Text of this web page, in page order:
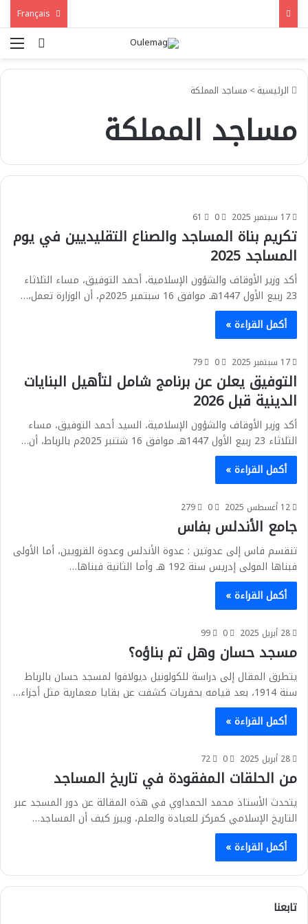
بحث
الرئيسية > مساجد المملكة
مساجد المملكة
17 سبتمبر 2025 0
61
تكريم بناة المساجد والصناع التقليديين في يوم
المساجد 2025
أكد وزير الأوقاف والشؤون الإسلامية، أحمد التوفيق، مساء الثلاثاء
23 ربيع الأول 1447هـ موافق 16 سبتمبر 2025م، أن الوزارة تعمل،…
أكمل القراءة »
17 سبتمبر 2025 0
79
التوفيق يعلن عن برنامج شامل لتأهيل البنايات
الدينية قبل 2026
أكد وزير الأوقاف والشؤون الإسلامية، السيد أحمد التوفيق، مساء
الثلاثاء 23 ربيع الأول 1447هـ موافق 16 شتنبر 2025م بالرباط، أن…
أكمل القراءة »
12 أغسطس 2025 0
279
جامع الأندلس بفاس
تنقسم فاس إلى عدوتين : عدوة الأندلس وعدوة القرويين، أما الأولى
فبناها المولى إدريس سنة 192 هـ وأما الثانية فبناها…
أكمل القراءة »
28 أبريل 2025 0
99
مسجد حسان وهل تم بناؤه؟
يتطرق المقال إلى دراسة للكولونيل ديولافوا لمسجد حسان بالرباط
سنة 1914، بعد قيامه بحفريات كشفت عن بقايا معمارية مثل أجزاء…
أكمل القراءة »
28 أبريل 2025 0
72
من الحلقات المفقودة في تاريخ المساجد
يتحدث الأستاذ محمد الحمداوي في هذه المقالة عن دور المسجد عبر
التاريخ الإسلامي كمركز للعبادة والعلم، ويبرز كيف أن المساجد…
أكمل القراءة »
تابعنا